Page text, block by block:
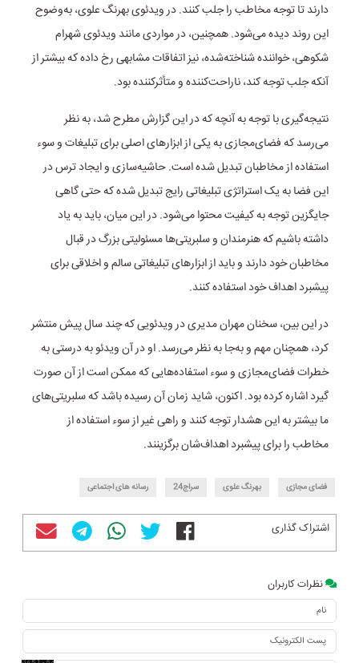
دارند تا توجه مخاطب را جلب کنند. در ویدئوی بهرنگ علوی، به‌وضوح
این روند دیده می‌شود. همچنین، در مواردی مانند ویدئوی شهرام
شکوهی، خواننده شناخته‌شده، نیز اتفاقات مشابهی رخ داده که بیشتر از
آنکه جلب توجه کند، ناراحت‌کننده و متأثرکننده بود.
نتیجه‌گیری با توجه به آنچه که در این گزارش مطرح شد، به نظر
می‌رسد که فضای‌مجازی به یکی از ابزارهای اصلی برای تبلیغات و سوء
استفاده از مخاطبان تبدیل شده است. حاشیه‌سازی و ایجاد ترس در
این فضا به یک استراتژی تبلیغاتی رایج تبدیل شده که حتی گاهی
جایگزین توجه به کیفیت محتوا می‌شود. در این میان، باید به یاد
داشته باشیم که هنرمندان و سلبریتی‌ها مسئولیتی بزرگ در قبال
مخاطبان خود دارند و باید از ابزارهای تبلیغاتی سالم و اخلاقی برای
پیشبرد اهداف خود استفاده کنند.
در این بین، سخنان مهران مدیری در ویدئویی که چند سال پیش منتشر
کرد، همچنان مهم و به‌جا به نظر می‌رسد. او در آن ویدئو به درستی به
خطرات فضای‌مجازی و سوء استفاده‌هایی که ممکن است از آن صورت
گیرد اشاره کرده بود. اکنون، شاید زمان آن رسیده باشد که سلبریتی‌های
ما بیشتر به این هشدار توجه کنند و راهی غیر از سوء استفاده از
مخاطب را برای پیشبرد اهداف‌شان برگزینند.
فضای مجازی بهرنگ علوی سراج24 رسانه های اجتماعی
اشتراک گذاری
نظرات کاربران